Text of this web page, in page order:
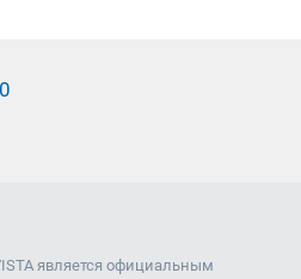
является официальным